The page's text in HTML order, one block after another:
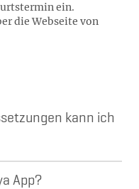
ein.
die Webseite von
kann ich
App?